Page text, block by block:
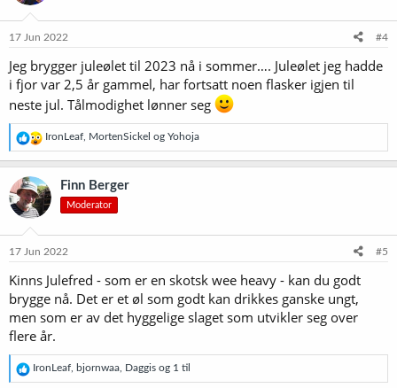
o
e
:
17 Jun 2022 #4
Jeg brygger juleølet til 2023 nå i sommer…. Juleølet jeg hadde
i fjor var 2,5 år gammel, har fortsatt noen flasker igjen til
neste jul. Tålmodighet lønner seg
R
e
a
s
j
n
e
IronLeaf MortenSickel og Yohoja
Finn Berger
Moderator
17 Jun 2022 #5
Kinns Julefred - som er en skotsk wee heavy - kan du godt
brygge nå. Det er et øl som godt kan drikkes ganske ungt,
men som er av det hyggelige slaget som utvikler seg over
flere år.
R
e
IronLeaf bjornwaa Daggis og 1 til